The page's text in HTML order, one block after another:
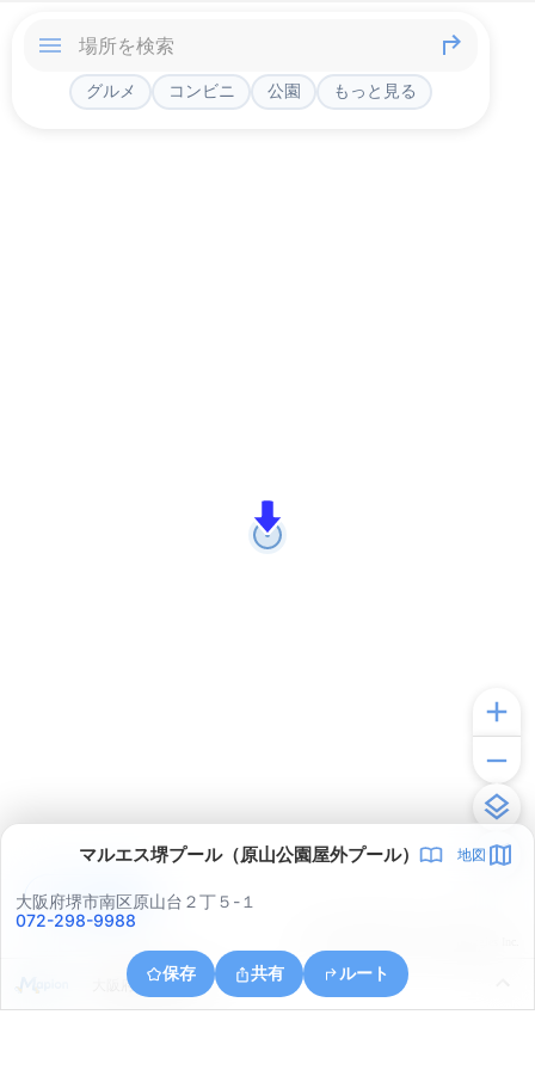
グルメ コンビニ 公園 もっと見る
マルエス堺プール（原山公園屋外プール） 地図
大阪府堺市南区原山台２丁５-１
072-298-9988
保存 共有 ルート
大阪府和泉市万町
アプリで見る